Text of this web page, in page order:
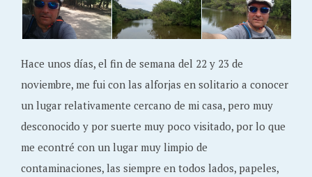
Hace unos días, el fin de semana del 22 y 23 de
noviembre, me fui con las alforjas en solitario a conocer
un lugar relativamente cercano de mi casa, pero muy
desconocido y por suerte muy poco visitado, por lo que
me econtré con un lugar muy limpio de
contaminaciones, las siempre en todos lados, papeles,